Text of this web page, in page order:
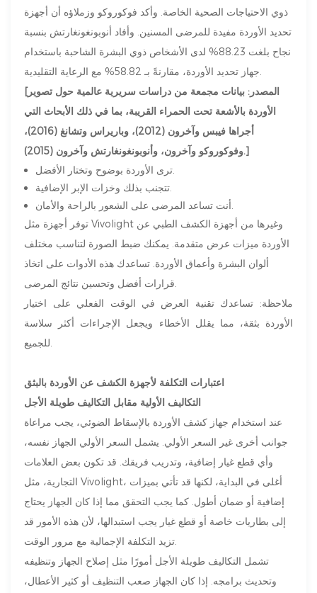
ذوي الاحتياجات الصحية الخاصة. وأكد فوكوروكو وزملاؤه أن أجهزة
تحديد الأوردة مفيدة للمرضى المسنين. وأفاد أنوبونغونغارتش بنسبة
نجاح بلغت 88.23% لدى الأشخاص ذوي البشرة الشاحبة باستخدام
[المصدر: بيانات مجمعة من دراسات سريرية عالمية حول تصوير
الأوردة بالأشعة تحت الحمراء القريبة، بما في ذلك الأبحاث التي
أجراها فيبس وآخرون (2012)، وباريراس وتشانغ (2016)،
وفوكوروكو وآخرون، وأنوبونغونغارتش وآخرون (2015).]
توفر أجهزة مثل Vivolight وغيرها من أجهزة الكشف الطبي عن
الأوردة ميزات عرض متقدمة. يمكنك ضبط الصورة لتناسب مختلف
ألوان البشرة وأعماق الأوردة. تساعدك هذه الأدوات على اتخاذ
ملاحظة: تساعدك تقنية العرض في الوقت الفعلي على اختيار
الأوردة بثقة، مما يقلل الأخطاء ويجعل الإجراءات أكثر سلاسة
اعتبارات التكلفة لأجهزة الكشف عن الأوردة بالبثق
التكاليف الأولية مقابل التكاليف طويلة الأجل
عند استخدام جهاز كشف الأوردة بالإسقاط الضوئي، يجب مراعاة
جوانب أخرى غير السعر الأولي. يشمل السعر الأولي الجهاز نفسه،
وأي قطع غيار إضافية، وتدريب فريقك. قد تكون بعض العلامات
التجارية، مثل Vivolight، أغلى في البداية، لكنها قد تأتي بميزات
إضافية أو ضمان أطول. كما يجب التحقق مما إذا كان الجهاز يحتاج
إلى بطاريات خاصة أو قطع غيار يجب استبدالها، لأن هذه الأمور قد
تشمل التكاليف طويلة الأجل أمورًا مثل إصلاح الجهاز وتنظيفه
وتحديث برامجه. إذا كان الجهاز صعب التنظيف أو كثير الأعطال،